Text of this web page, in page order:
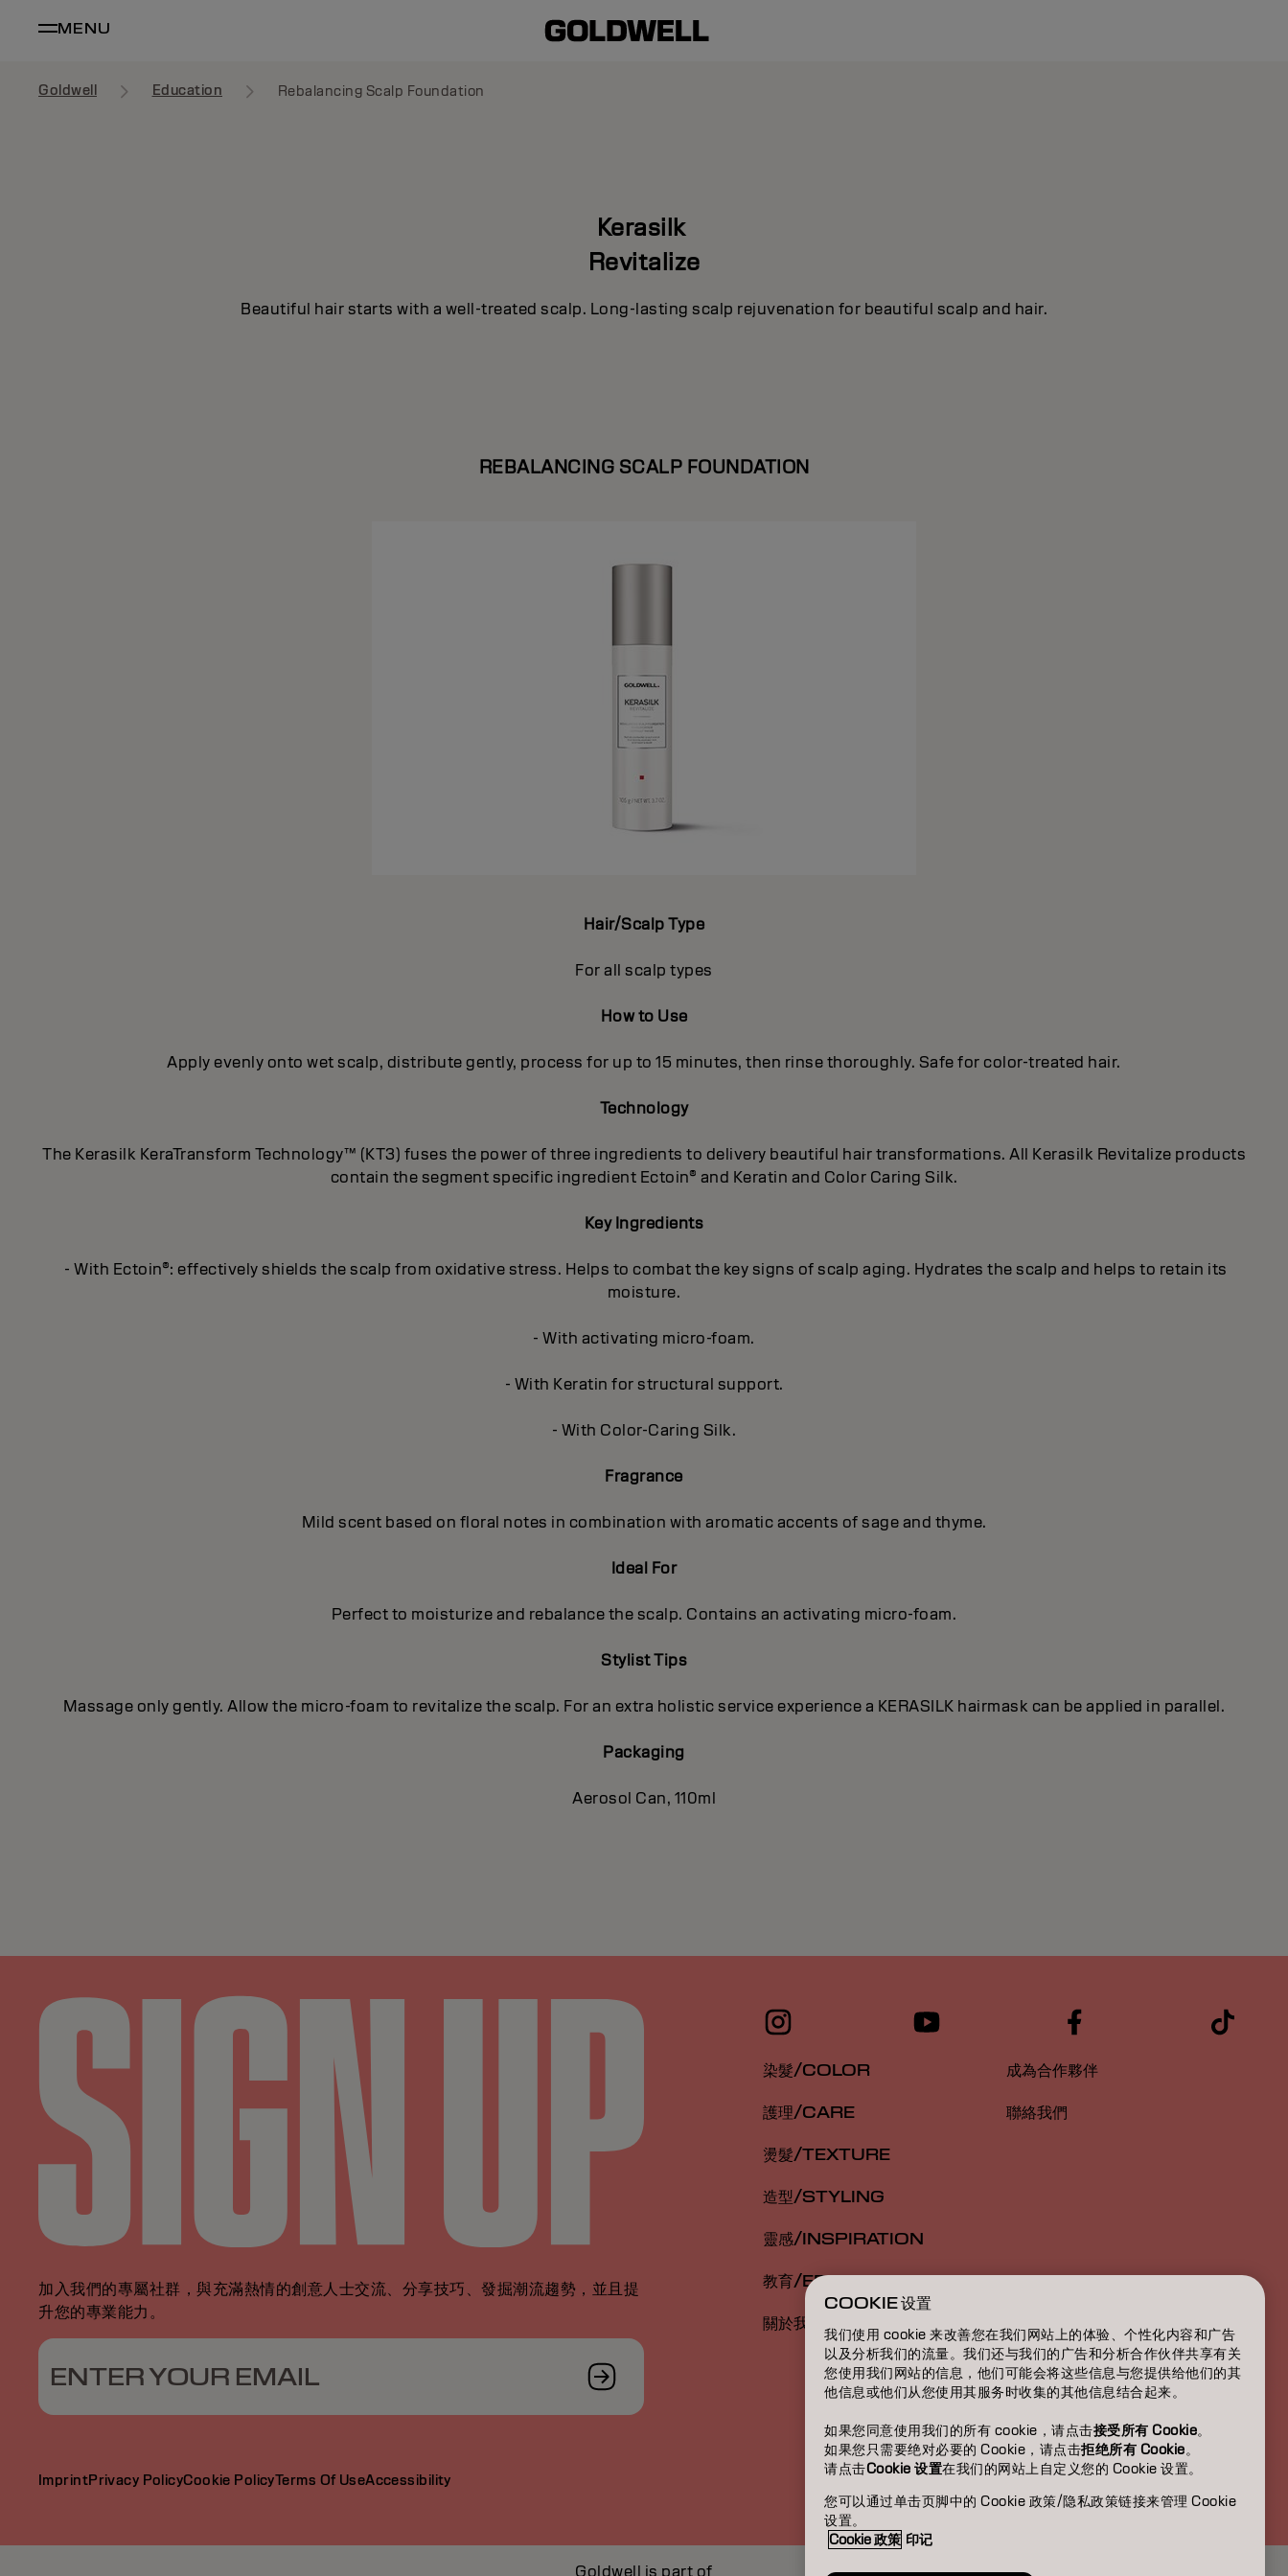
MENU
Goldwell Education Rebalancing Scalp Foundation
Kerasilk
Revitalize
Beautiful hair starts with a well-treated scalp. Long-lasting scalp rejuvenation for beautiful scalp and hair.
REBALANCING SCALP FOUNDATION
Hair/Scalp Type
For all scalp types
How to Use
Apply evenly onto wet scalp, distribute gently, process for up to 15 minutes, then rinse thoroughly. Safe for color-treated hair.
Technology
The Kerasilk KeraTransform Technology™ (KT3) fuses the power of three ingredients to delivery beautiful hair transformations. All Kerasilk Revitalize products
contain the segment specific ingredient Ectoin® and Keratin and Color Caring Silk.
Key Ingredients
- With Ectoin®: effectively shields the scalp from oxidative stress. Helps to combat the key signs of scalp aging. Hydrates the scalp and helps to retain its
moisture.
- With activating micro-foam.
- With Keratin for structural support.
- With Color-Caring Silk.
Fragrance
Mild scent based on floral notes in combination with aromatic accents of sage and thyme.
Ideal For
Perfect to moisturize and rebalance the scalp. Contains an activating micro-foam.
Stylist Tips
Massage only gently. Allow the micro-foam to revitalize the scalp. For an extra holistic service experience a KERASILK hairmask can be applied in parallel.
Packaging
Aerosol Can, 110ml
加入我們的專屬社群，與充滿熱情的創意人士交流、分享技巧、發掘潮流趨勢，並且提
升您的專業能力。
ENTER YOUR EMAIL
染髮/COLOR
護理/CARE
燙髮/TEXTURE
造型/STYLING
靈感/INSPIRATION
教育/EDUCATION
關於我們/ABOUT
成為合作夥伴
聯絡我們
ImprintPrivacy PolicyCookie PolicyTerms Of UseAccessibility TW | Chinese (Traditional)
Goldwell is part of
COOKIE 设置
我们使用 cookie 来改善您在我们网站上的体验、个性化内容和广告
以及分析我们的流量。我们还与我们的广告和分析合作伙伴共享有关
您使用我们网站的信息，他们可能会将这些信息与您提供给他们的其
他信息或他们从您使用其服务时收集的其他信息结合起来。
如果您同意使用我们的所有 cookie，请点击接受所有 Cookie。
如果您只需要绝对必要的 Cookie，请点击拒绝所有 Cookie。
请点击Cookie 设置在我们的网站上自定义您的 Cookie 设置。
您可以通过单击页脚中的 Cookie 政策/隐私政策链接来管理 Cookie
设置。
Cookie 政策 印记